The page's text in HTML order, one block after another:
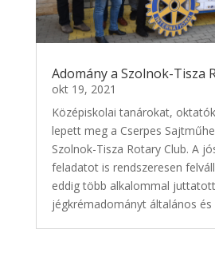
Adomány a Szolnok-Tisza
okt 19, 2021
Középiskolai tanárokat,
lepett meg a Cserpes
Szolnok-Tisza Rotary Club. A
feladatot is rendszeresen
eddig több alkalommal
jégkrémadományt általános és